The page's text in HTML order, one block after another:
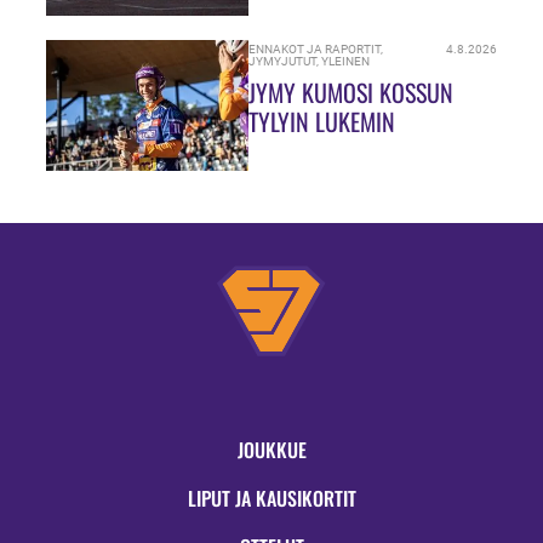
ENNAKOT JA RAPORTIT,
JYMYJUTUT,YLEINEN
4.8.2026
JYMY KUMOSI KOSSUN
TYLYIN LUKEMIN
JOUKKUE
LIPUT JA KAUSIKORTIT